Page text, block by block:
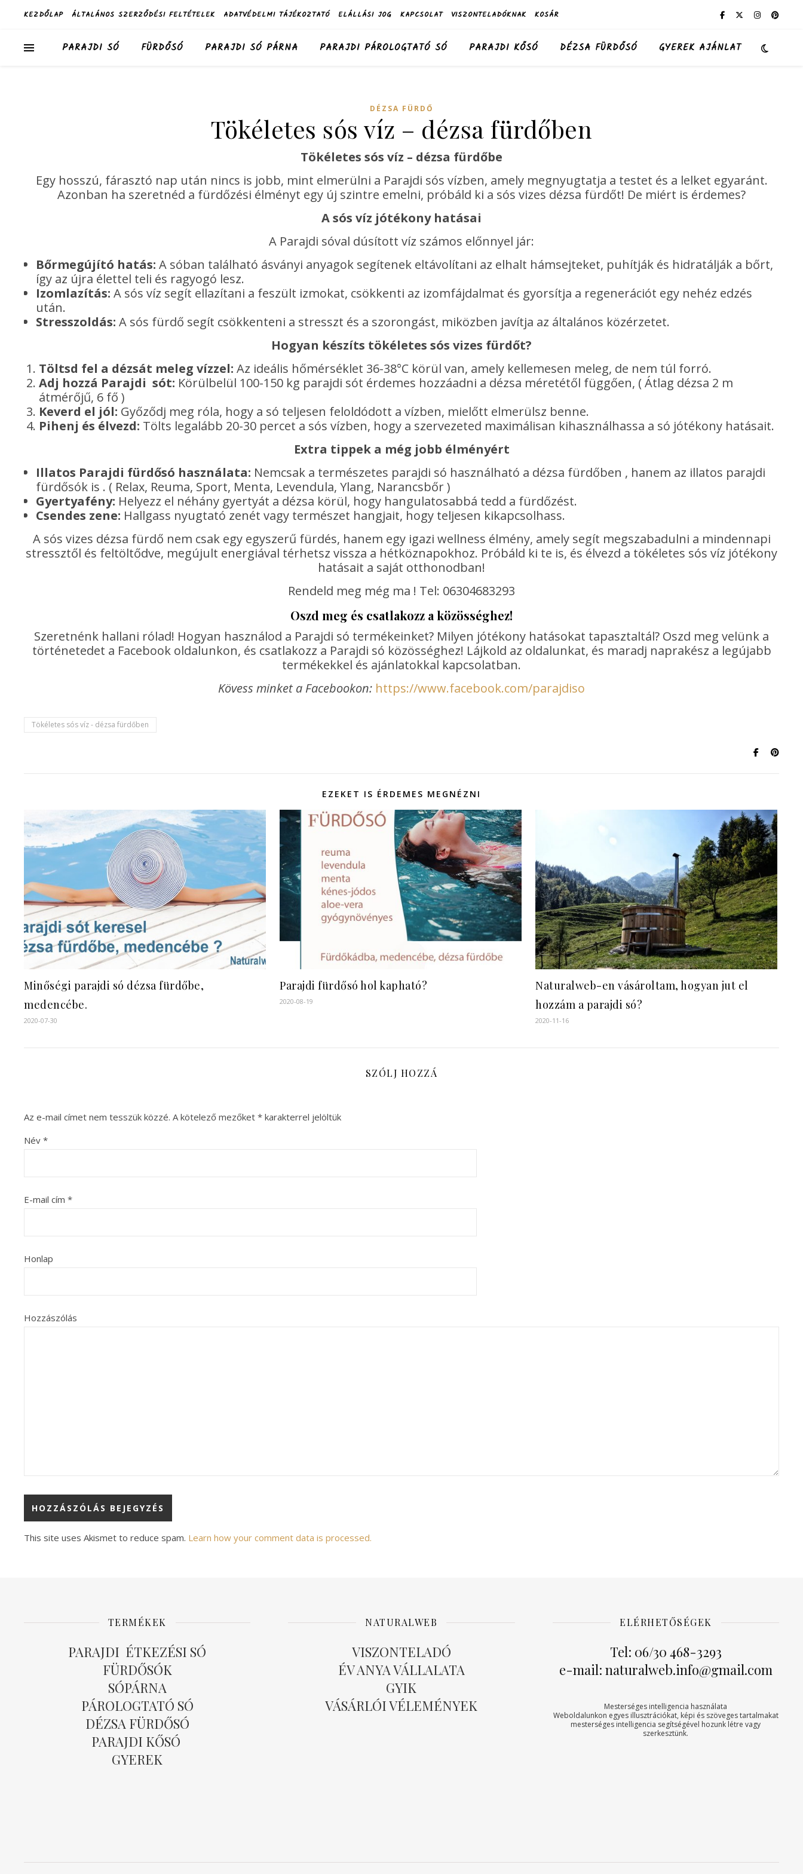
KEZDŐLAP ÁLTALÁNOS SZERZŐDÉSI FELTÉTELEK ADATVÉDELMI TÁJÉKOZTATÓ ELÁLLÁSI JOG KAPCSOLAT VISZONTELADÓKNAK KOSÁR
PARAJDI SÓ FÜRDŐSÓ PARAJDI SÓ PÁRNA PARAJDI PÁROLOGTATÓ SÓ PARAJDI KŐSÓ DÉZSA FÜRDŐSÓ GYEREK AJÁNLAT
DÉZSA FÜRDŐ
Tökéletes sós víz – dézsa fürdőben
Tökéletes sós víz – dézsa fürdőbe
Egy hosszú, fárasztó nap után nincs is jobb, mint elmerülni a Parajdi sós vízben, amely megnyugtatja a testet és a lelket egyaránt.
Azonban ha szeretnéd a fürdőzési élményt egy új szintre emelni, próbáld ki a sós vizes dézsa fürdőt! De miért is érdemes?
A sós víz jótékony hatásai
A Parajdi sóval dúsított víz számos előnnyel jár:
Bőrmegújító hatás: A sóban található ásványi anyagok segítenek eltávolítani az elhalt hámsejteket, puhítják és hidratálják a bőrt,
így az újra élettel teli és ragyogó lesz.
Izomlazítás: A sós víz segít ellazítani a feszült izmokat, csökkenti az izomfájdalmat és gyorsítja a regenerációt egy nehéz edzés
után.
Stresszoldás: A sós fürdő segít csökkenteni a stresszt és a szorongást, miközben javítja az általános közérzetet.
Hogyan készíts tökéletes sós vizes fürdőt?
Töltsd fel a dézsát meleg vízzel: Az ideális hőmérséklet 36-38°C körül van, amely kellemesen meleg, de nem túl forró.
Adj hozzá Parajdi sót: Körülbelül 100-150 kg parajdi sót érdemes hozzáadni a dézsa méretétől függően, ( Átlag dézsa 2 m
átmérőjű, 6 fő )
Keverd el jól: Győződj meg róla, hogy a só teljesen feloldódott a vízben, mielőtt elmerülsz benne.
Pihenj és élvezd: Tölts legalább 20-30 percet a sós vízben, hogy a szervezeted maximálisan kihasználhassa a só jótékony hatásait.
Extra tippek a még jobb élményért
Illatos Parajdi fürdősó használata: Nemcsak a természetes parajdi só használható a dézsa fürdőben , hanem az illatos parajdi
fürdősók is . ( Relax, Reuma, Sport, Menta, Levendula, Ylang, Narancsbőr )
Gyertyafény: Helyezz el néhány gyertyát a dézsa körül, hogy hangulatosabbá tedd a fürdőzést.
Csendes zene: Hallgass nyugtató zenét vagy természet hangjait, hogy teljesen kikapcsolhass.
A sós vizes dézsa fürdő nem csak egy egyszerű fürdés, hanem egy igazi wellness élmény, amely segít megszabadulni a mindennapi
stressztől és feltöltődve, megújult energiával térhetsz vissza a hétköznapokhoz. Próbáld ki te is, és élvezd a tökéletes sós víz jótékony
hatásait a saját otthonodban!
Rendeld meg még ma ! Tel: 06304683293
Oszd meg és csatlakozz a közösséghez!
Szeretnénk hallani rólad! Hogyan használod a Parajdi só termékeinket? Milyen jótékony hatásokat tapasztaltál? Oszd meg velünk a
történetedet a Facebook oldalunkon, és csatlakozz a Parajdi só közösséghez! Lájkold az oldalunkat, és maradj naprakész a legújabb
termékekkel és ajánlatokkal kapcsolatban.
Kövess minket a Facebookon: https://www.facebook.com/parajdiso
Tökéletes sós víz - dézsa fürdőben
EZEKET IS ÉRDEMES MEGNÉZNI
Minőségi parajdi só dézsa fürdőbe,
medencébe.
2020-07-30
Parajdi fürdősó hol kapható?
2020-08-19
Naturalweb-en vásároltam, hogyan jut el
hozzám a parajdi só?
2020-11-16
SZÓLJ HOZZÁ
Az e-mail címet nem tesszük közzé. A kötelező mezőket * karakterrel jelöltük
Név *
E-mail cím *
Honlap
Hozzászólás
Alternative:
This site uses Akismet to reduce spam. Learn how your comment data is processed.
TERMÉKEK
PARAJDI ÉTKEZÉSI SÓ
FÜRDŐSÓK
SÓPÁRNA
PÁROLOGTATÓ SÓ
DÉZSA FÜRDŐSÓ
PARAJDI KŐSÓ
GYEREK
NATURALWEB
VISZONTELADÓ
ÉV ANYA VÁLLALATA
GYIK
VÁSÁRLÓI VÉLEMÉNYEK
ELÉRHETŐSÉGEK
Tel: 06/30 468-3293
e-mail: naturalweb.info@gmail.com
Mesterséges intelligencia használata
Weboldalunkon egyes illusztrációkat, képi és szöveges tartalmakat
mesterséges intelligencia segítségével hozunk létre vagy
szerkesztünk.